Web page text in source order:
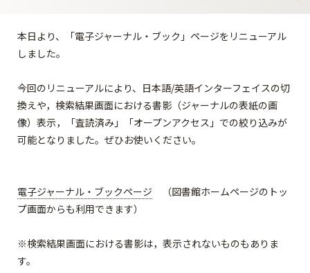
本日より、「電子ジャーナル・ブック」ページをリニューアル
しました。
今回のリニューアルにより、日本語/英語インターフェイスの切
換えや，検索結果画面における書影（ジャーナルの表紙の画
像）表示，「査読済み」「オープンアクセス」での絞り込みが
可能となりました。ぜひお使いください。
電子ジャーナル・ブックページ （図書館ホームページのトッ
プ画面からも利用できます）
※検索結果画面における書影は，表示されないものもありま
す。